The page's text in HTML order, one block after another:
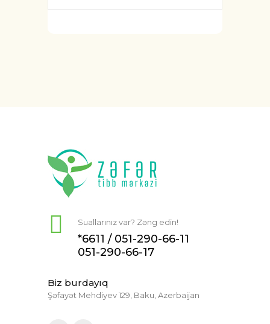
Suallarınız var? Zəng edin!
*6611 / 051-290-66-11
051-290-66-17
Biz burdayıq
Şəfayət Mehdiyev 129, Baku, Azerbaijan